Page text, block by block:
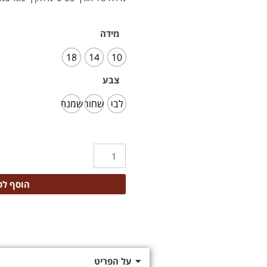
מידה
10
14
18
צבע
לבן שחורשמנת
הוסף
על הפריט